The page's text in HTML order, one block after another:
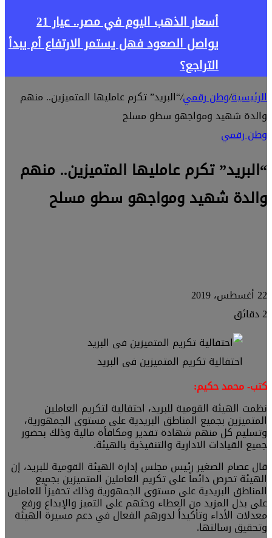
أسعار الذهب اليوم في مصر.. عيار 21
يواصل الصعود فهل يستمر الارتفاع أم يبدأ
التراجع؟
الرئيسية/وطن رقمي/“البريد” تكرم عامليها المتميزين.. منهم
والدة شهيد ومواجهو سطو مسلح
وطن رقمي
“البريد” تكرم عامليها المتميزين.. منهم
والدة شهيد ومواجهو سطو مسلح
22 أغسطس، 2019
2 دقائق
احتفالية تكريم المتميزين فى البريد
كتب- محمد حكيم:
نظمت الهيئة القومية للبريد، احتفالية لتكريم العاملين
المتميزين بجميع المناطق البريدية على مستوى الجمهورية،
وتسليم كل منهم شهادة تقدير ومكافأة مالية وذلك بحضور
جميع القيادات الادارية والتنفيذية بالهيئة.
قال عصام الصغير رئيس مجلس إدارة الهيئة القومية للبريد، إن
الهيئة تحرص دائماً على تكريم العاملين المتميزين بجميع
المناطق البريدية على مستوى الجمهورية وذلك تحفيزاً للعاملين
على بذل المزيد من العطاء وحثهم على التميز والإبداع ورفع
معدلات الأداء وتأكيداً لدورهم الفعال في دعم مسيرة الهيئة
وتحقيق رسالتها.